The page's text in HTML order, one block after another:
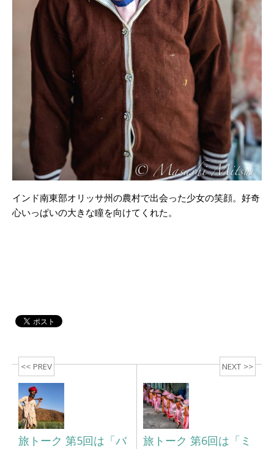
インド南東部オリッサ州の農村で出会った少女の笑顔。好奇
心いっぱいの大きな瞳を向けてくれた。
<< PREV
旅トーク 第5回は「バ
NEXT >>
旅トーク 第6回は「ミ